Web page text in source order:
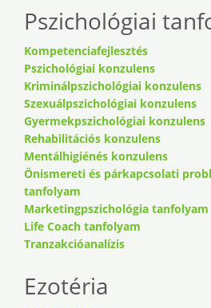
Pszichológiai
Kompetenciafejlesztés
Pszichológiai konzulens
Kriminálpszichológiai konzulens
Szexuálpszichológiai konzulens
Gyermekpszichológiai konzulens
Rehabilitációs konzulens
Mentálhigiénés konzulens
Önismereti és párkapcsolati
tanfolyam
Marketingpszichológia tanfolyam
Life Coach tanfolyam
Tranzakcióanalízis
Ezotéria